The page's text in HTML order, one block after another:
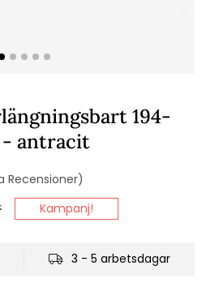
194-
- antracit
Recensioner)
Kampanj!
3 - 5 arbetsdagar